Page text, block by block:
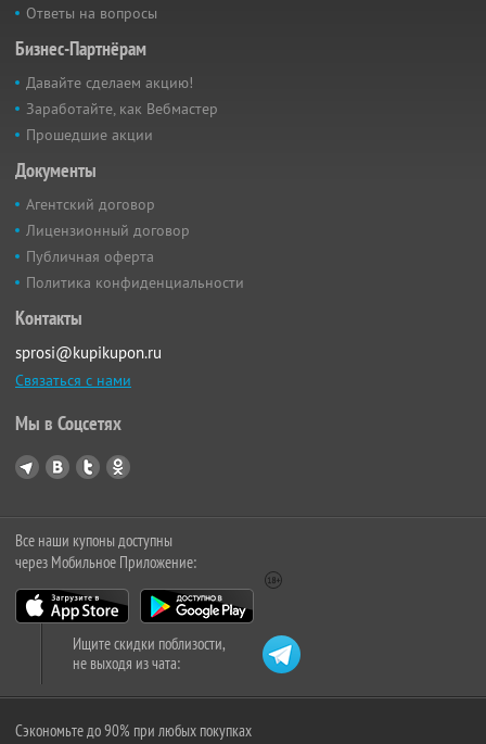
Ответы на вопросы
Бизнес-Партнёрам
Давайте сделаем акцию!
Заработайте, как Вебмастер
Прошедшие акции
Документы
Агентский договор
Лицензионный договор
Публичная оферта
Политика конфиденциальности
Контакты
sprosi@kupikupon.ru
Связаться с нами
Мы в Соцсетях
Все наши купоны доступны
через Мобильное Приложение:
Ищите скидки поблизости,
не выходя из чата:
Сэкономьте до 90% при любых покупках